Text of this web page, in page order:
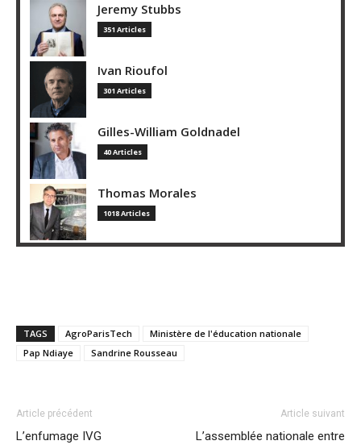
Jeremy Stubbs
351 Articles
Ivan Rioufol
301 Articles
Gilles-William Goldnadel
40 Articles
Thomas Morales
1018 Articles
TAGS AgroParisTech
Ministère de l'éducation nationale
Pap Ndiaye
Sandrine Rousseau
Article précédent
L’enfumage IVG
Article suivant
L’assemblée nationale entre